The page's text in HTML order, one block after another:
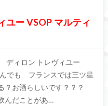
ユー VSOP マルティ
ディロン トレヴィユー
でも フランスでは三ツ星
？お酒らしいです？？？
んだことがあ…